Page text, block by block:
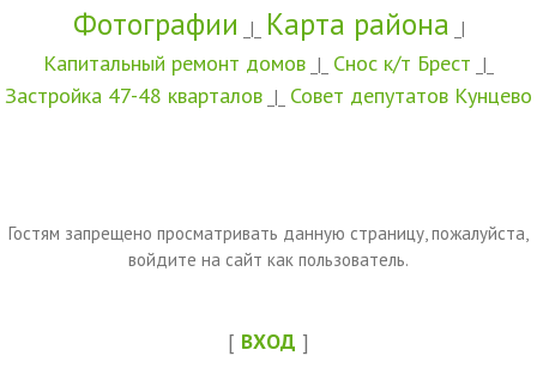
Фотографии _|_ Карта района _|
Капитальный ремонт домов _|_ Снос к/т Брест _|_
Застройка 47-48 кварталов _|_ Совет депутатов Кунцево
Гостям запрещено просматривать данную страницу, пожалуйста,
войдите на сайт как пользователь.
[ ВХОД ]